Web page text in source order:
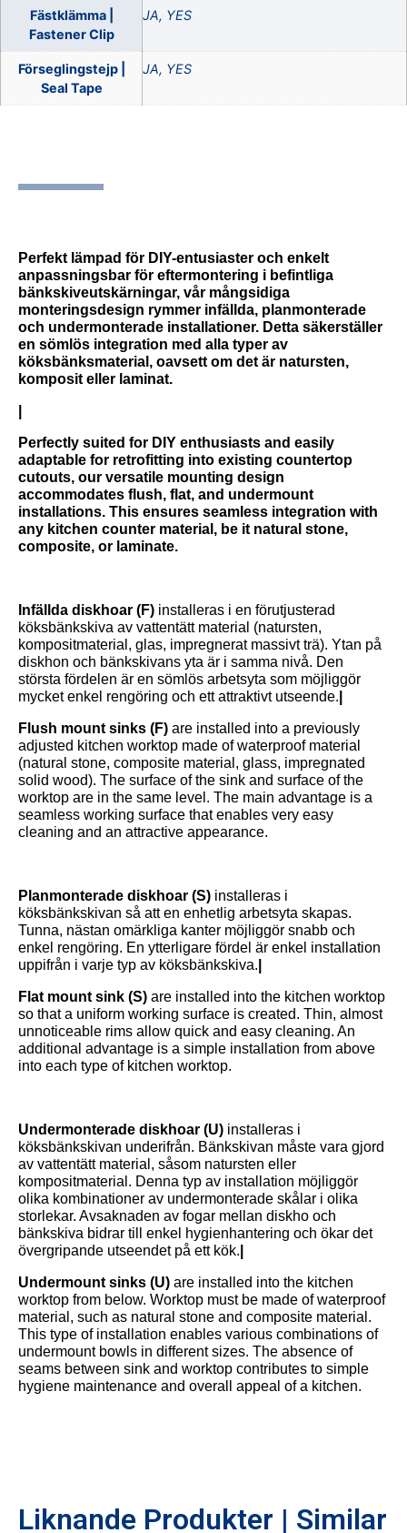
Fästklämma |
Fastener Clip
JA, YES
Förseglingstejp |
Seal Tape
JA, YES
Perfekt lämpad för DIY-entusiaster och enkelt
anpassningsbar för eftermontering i befintliga
bänkskiveutskärningar, vår mångsidiga
monteringsdesign rymmer infällda, planmonterade
och undermonterade installationer. Detta säkerställer
en sömlös integration med alla typer av
köksbänksmaterial, oavsett om det är natursten,
komposit eller laminat.
Perfectly suited for DIY enthusiasts and easily
adaptable for retrofitting into existing countertop
cutouts, our versatile mounting design
accommodates flush, flat, and undermount
installations. This ensures seamless integration with
any kitchen counter material, be it natural stone,
composite, or laminate.
Infällda diskhoar (F) installeras i en förutjusterad
köksbänkskiva av vattentätt material (natursten,
kompositmaterial, glas, impregnerat massivt trä). Ytan på
diskhon och bänkskivans yta är i samma nivå. Den
största fördelen är en sömlös arbetsyta som möjliggör
mycket enkel rengöring och ett attraktivt utseende.
Flush mount sinks (F) are installed into a previously
adjusted kitchen worktop made of waterproof material
(natural stone, composite material, glass, impregnated
solid wood). The surface of the sink and surface of the
worktop are in the same level. The main advantage is a
seamless working surface that enables very easy
cleaning and an attractive appearance.
Planmonterade diskhoar (S) installeras i
köksbänkskivan så att en enhetlig arbetsyta skapas.
Tunna, nästan omärkliga kanter möjliggör snabb och
enkel rengöring. En ytterligare fördel är enkel installation
uppifrån i varje typ av köksbänkskiva.
Flat mount sink (S) are installed into the kitchen worktop
so that a uniform working surface is created. Thin, almost
unnoticeable rims allow quick and easy cleaning. An
additional advantage is a simple installation from above
into each type of kitchen worktop.
Undermonterade diskhoar (U) installeras i
köksbänkskivan underifrån. Bänkskivan måste vara gjord
av vattentätt material, såsom natursten eller
kompositmaterial. Denna typ av installation möjliggör
olika kombinationer av undermonterade skålar i olika
storlekar. Avsaknaden av fogar mellan diskho och
bänkskiva bidrar till enkel hygienhantering och ökar det
övergripande utseendet på ett kök.
Undermount sinks (U) are installed into the kitchen
worktop from below. Worktop must be made of waterproof
material, such as natural stone and composite material.
This type of installation enables various combinations of
undermount bowls in different sizes. The absence of
seams between sink and worktop contributes to simple
hygiene maintenance and overall appeal of a kitchen.
Liknande Produkter | Similar